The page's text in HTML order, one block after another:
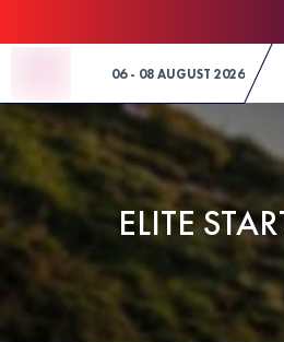
06 - 08 AUGUST 2026
ELITE